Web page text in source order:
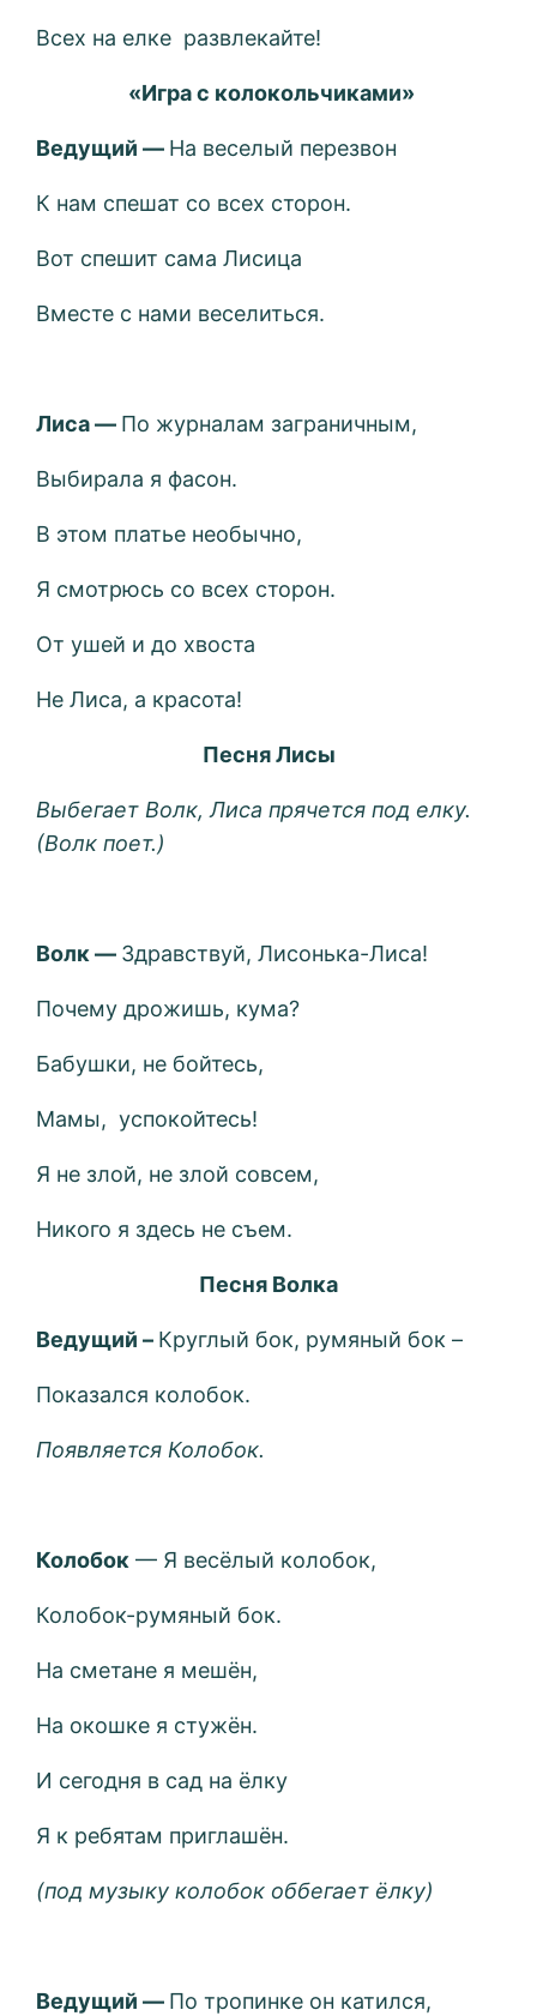
Всех на елке развлекайте!
«Игра с колокольчиками»
Ведущий — На веселый перезвон
К нам спешат со всех сторон.
Вот спешит сама Лисица
Вместе с нами веселиться.
Лиса — По журналам заграничным,
Выбирала я фасон.
В этом платье необычно,
Я смотрюсь со всех сторон.
От ушей и до хвоста
Не Лиса, а красота!
Песня Лисы
Выбегает Волк, Лиса прячется под елку.
(Волк поет.)
Волк — Здравствуй, Лисонька-Лиса!
Почему дрожишь, кума?
Бабушки, не бойтесь,
Мамы, успокойтесь!
Я не злой, не злой совсем,
Никого я здесь не съем.
Песня Волка
Ведущий – Круглый бок, румяный бок –
Показался колобок.
Появляется Колобок.
Колобок — Я весёлый колобок,
Колобок-румяный бок.
На сметане я мешён,
На окошке я стужён.
И сегодня в сад на ёлку
Я к ребятам приглашён.
(под музыку колобок оббегает ёлку)
Ведущий — По тропинке он катился,